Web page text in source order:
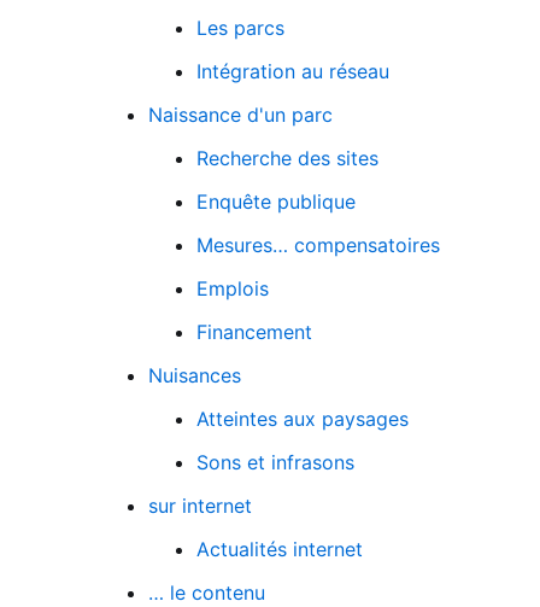
Les parcs
Intégration au réseau
Naissance d'un parc
Recherche des sites
Enquête publique
Mesures… compensatoires
Emplois
Financement
Nuisances
Atteintes aux paysages
Sons et infrasons
sur internet
Actualités internet
… le contenu